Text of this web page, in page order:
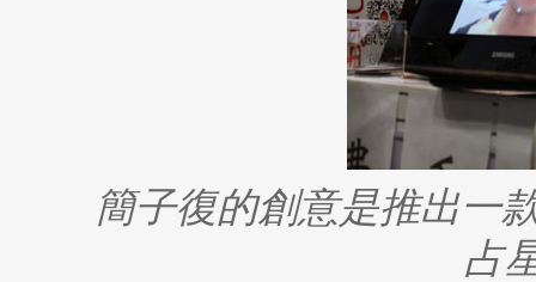
簡子復的創意是推出一
占